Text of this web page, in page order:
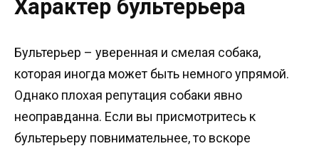
Характер бультерьера
Бультерьер – уверенная и смелая собака,
которая иногда может быть немного упрямой.
Однако плохая репутация собаки явно
неоправданна. Если вы присмотритесь к
бультерьеру повнимательнее, то вскоре